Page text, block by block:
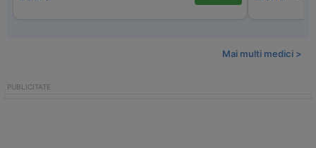
Mai multi medici >